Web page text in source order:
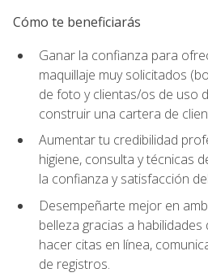
Cómo te beneficiarás
Ganar la confianza para
maquillaje muy solicitados
de foto y clientas/os de uso
construir una cartera de
Aumentar tu credibilidad
higiene, consulta y técnicas
la confianza y satisfacción
Desempeñarte mejor en
belleza gracias a habilidades
hacer citas en línea,
de registros.